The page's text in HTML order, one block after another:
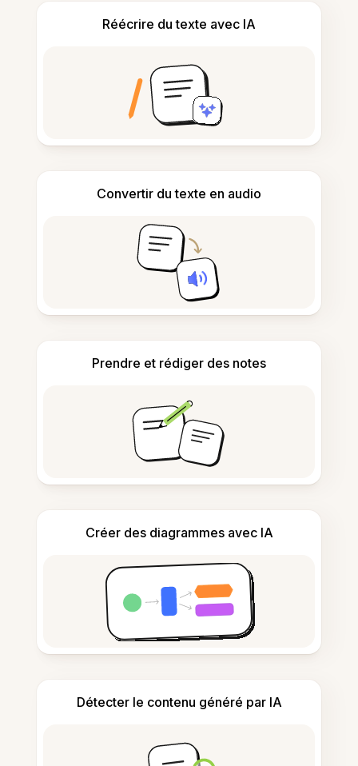
Réécrire du texte avec IA
Convertir du texte en audio
Prendre et rédiger des notes
Créer des diagrammes avec IA
Détecter le contenu généré par IA